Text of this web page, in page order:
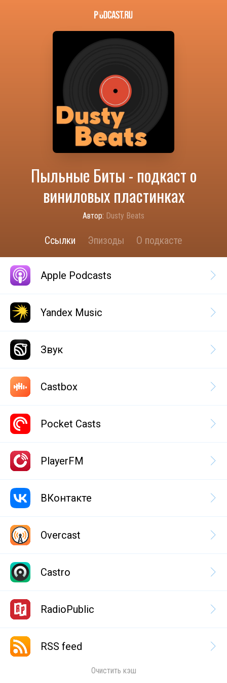
Пыльные Биты - подкаст о
виниловых пластинках
Автор: Dusty Beats
Ссылки Эпизоды О подкасте
Apple Podcasts
Yandex Music
Звук
Castbox
Pocket Casts
PlayerFM
ВКонтакте
Overcast
Castro
RadioPublic
RSS feed
Очистить кэш